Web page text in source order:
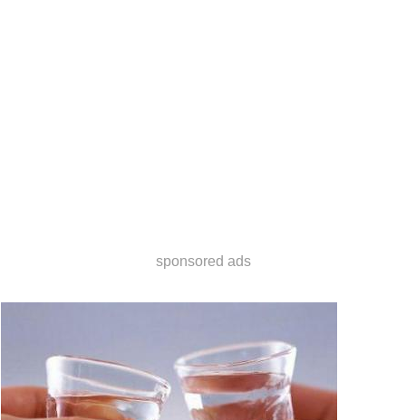
sponsored ads